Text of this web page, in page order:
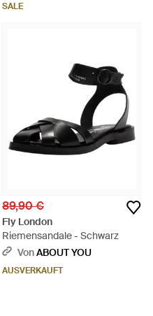
SALE
89,90 €
Fly London
Riemensandale - Schwarz
VonABOUT YOU
AUSVERKAUFT